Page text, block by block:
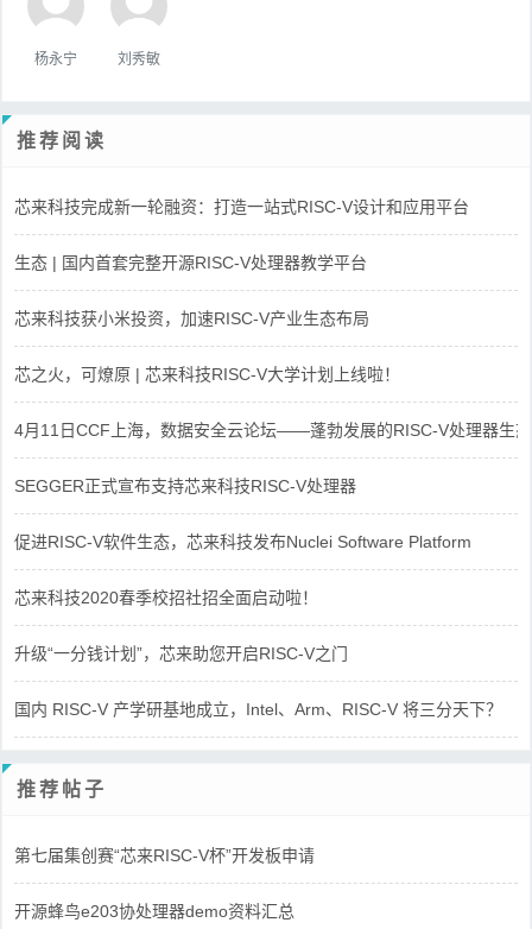
杨永宁 刘秀敏
推荐阅读
芯来科技完成新一轮融资：打造一站式RISC-V设计和应用平台
生态 | 国内首套完整开源RISC-V处理器教学平台
芯来科技获小米投资，加速RISC-V产业生态布局
芯之火，可燎原 | 芯来科技RISC-V大学计划上线啦！
4月11日CCF上海，数据安全云论坛——蓬勃发展的RISC-V处理器生态
SEGGER正式宣布支持芯来科技RISC-V处理器
促进RISC-V软件生态，芯来科技发布Nuclei Software Platform
芯来科技2020春季校招社招全面启动啦！
升级“一分钱计划”，芯来助您开启RISC-V之门
国内 RISC-V 产学研基地成立，Intel、Arm、RISC-V 将三分天下？
推荐帖子
第七届集创赛“芯来RISC-V杯”开发板申请
开源蜂鸟e203协处理器demo资料汇总